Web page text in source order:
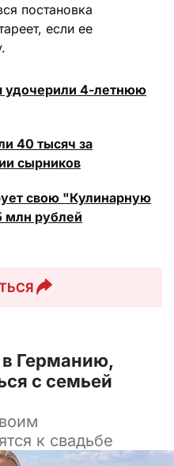
постановка
если ее
удочерили 4-летнюю
40 тысяч за
сырников
свою "Кулинарную
млн рублей
Германию,
с семьей
к свадьбе